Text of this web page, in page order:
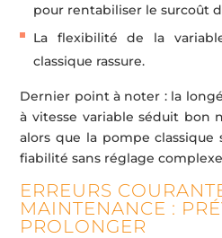
pour rentabiliser le surcoût
La flexibilité de la
classique rassure.
Dernier point à noter : la
à vitesse variable séduit bon
alors que la pompe
fiabilité sans réglage
ERREURS
MAINTENANCE :
PROLONGER